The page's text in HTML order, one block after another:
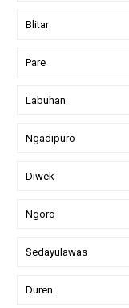
Blitar
Pare
Labuhan
Ngadipuro
Diwek
Ngoro
Sedayulawas
Duren